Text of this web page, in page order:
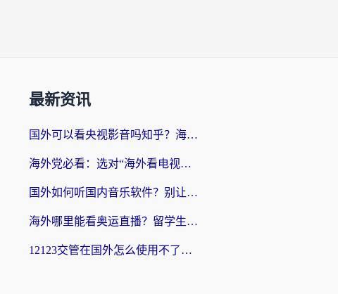
最新资讯
国外可以看央视影音吗知乎？海外党亲测有效的回国加速方案
海外党必看：选对“海外看电视剧软件”，再也不用愁国内剧刷不了
国外如何听国内音乐软件？别让地域限制，断了你的中文歌单
海外哪里能看奥运直播？留学生&海外华人必看的体育赛事观赛终极指南
12123交管在国外怎么使用不了？海外华人必看的无缝访问国内资源指南